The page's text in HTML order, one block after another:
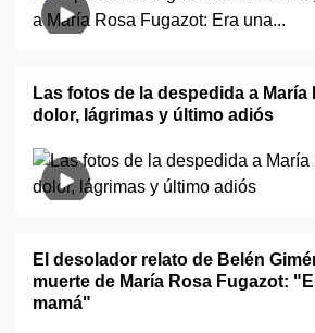
Las fotos de la despedida a María
dolor, lágrimas y último adiós
El desolador relato de Belén
muerte de María Rosa Fugazot:
mamá"